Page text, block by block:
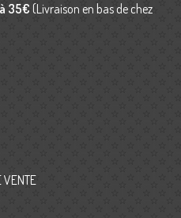
à 35€ (Livraison en bas de chez
VENTE